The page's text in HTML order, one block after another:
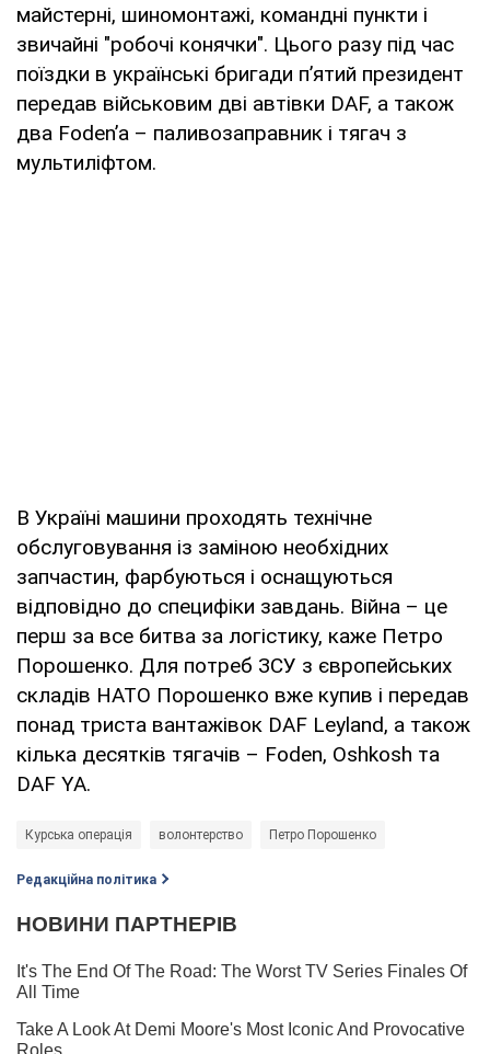
майстерні, шиномонтажі, командні пункти і
звичайні "робочі конячки". Цього разу під час
поїздки в українські бригади п’ятий президент
передав військовим дві автівки DAF, а також
два Foden’а – паливозаправник і тягач з
мультиліфтом.
В Україні машини проходять технічне
обслуговування із заміною необхідних
запчастин, фарбуються і оснащуються
відповідно до специфіки завдань. Війна – це
перш за все битва за логістику, каже Петро
Порошенко. Для потреб ЗСУ з європейських
складів НАТО Порошенко вже купив і передав
понад триста вантажівок DAF Leyland, а також
кілька десятків тягачів – Foden, Oshkosh та
DAF YA.
Курська операція волонтерство Петро Порошенко
Редакційна політика